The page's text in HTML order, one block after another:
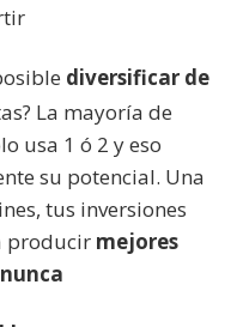
diversificar de
La mayoría de
usa 1 ó 2 y eso
su potencial. Una
tus inversiones
producir mejores